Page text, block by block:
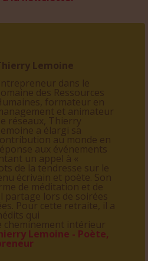
Lemoine
dans le
des Ressources
formateur en
et animateur
réseaux, Thierry
a élargi sa
au monde en
aux événements
un appel à «
de la tendresse sur le
écrivain et poète. Son
de méditation et de
partage lors de soirées
Pour cette retraite, il a
qui
cheminement intérieur
Lemoine - Poète,